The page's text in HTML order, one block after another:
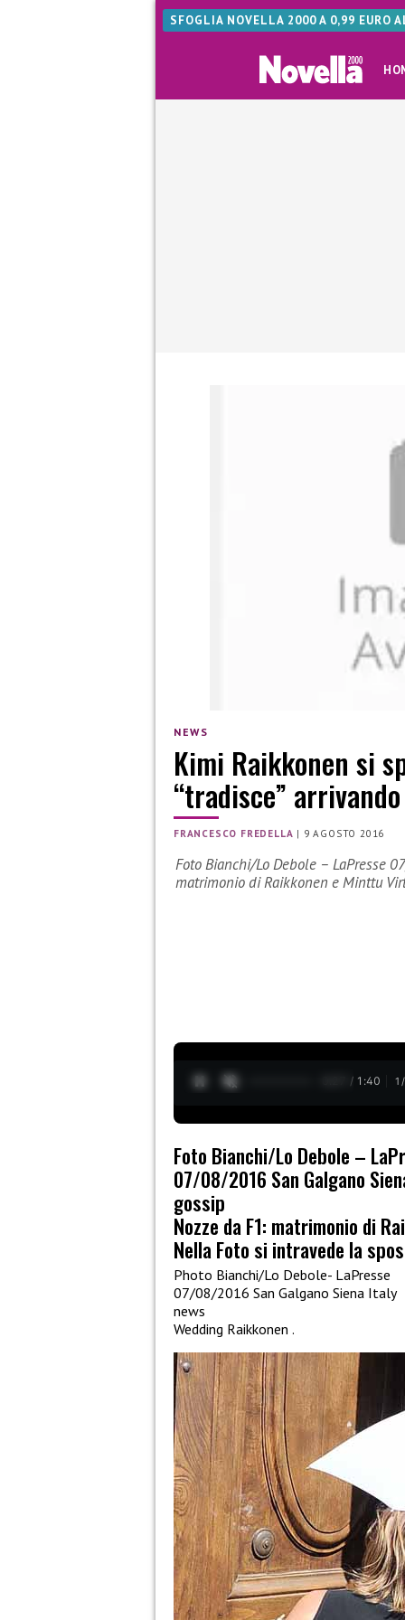
SFOGLIA NOVELLA 2000 A 0,99 EURO
NEWS
Kimi Raikkonen si
“tradisce”
FRANCESCO FREDELLA | 9 AGOSTO 2016
Foto Bianchi/Lo Debole – LaPresse
matrimonio di Raikkonen e Minttu
0:28 / 1:40 1 /
Foto Bianchi/Lo Debole –
07/08/2016 San Galgano
gossip
Nozze da F1: matrimonio di
Nella Foto si intravede la
Photo Bianchi/Lo Debole- LaPresse
07/08/2016 San Galgano Siena Italy
news
Wedding Raikkonen .